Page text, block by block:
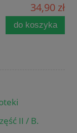
34,90 zł
do koszyka
II / B.